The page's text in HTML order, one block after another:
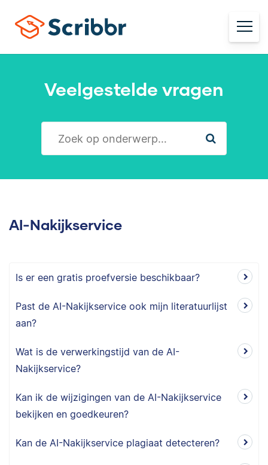
Veelgestelde vragen
AI-Nakijkservice
Is er een gratis proefversie beschikbaar?
Past de AI-Nakijkservice ook mijn literatuurlijst
aan?
Wat is de verwerkingstijd van de AI-
Nakijkservice?
Kan ik de wijzigingen van de AI-Nakijkservice
bekijken en goedkeuren?
Kan de AI-Nakijkservice plagiaat detecteren?